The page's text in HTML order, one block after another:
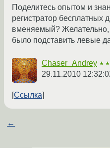
Поделитесь опытом и
регистратор бесплатных
вменяемый?
было подставить левые
Chaser_Andrey
29.11.2010
Ссылка
←